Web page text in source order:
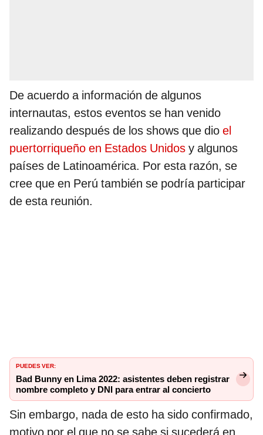
De acuerdo a información de algunos
internautas, estos eventos se han venido
realizando después de los shows que dio el
puertorriqueño en Estados Unidos y algunos
países de Latinoamérica. Por esta razón, se
cree que en Perú también se podría participar
de esta reunión.
PUEDES VER:
Bad Bunny en Lima 2022: asistentes deben registrar
nombre completo y DNI para entrar al concierto
Sin embargo, nada de esto ha sido confirmado,
motivo por el que no se sabe si sucederá en